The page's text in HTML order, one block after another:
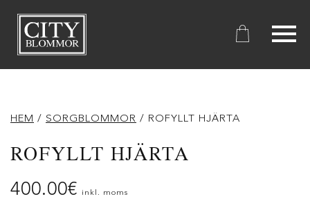
City
Blommor
HEM / SORGBLOMMOR / ROFYLLT HJÄRTA
ROFYLLT HJÄRTA
400.00€ inkl. moms